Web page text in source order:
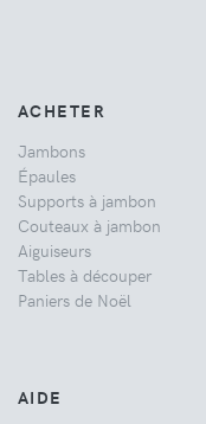
ACHETER
Jambons
Épaules
Supports à jambon
Couteaux à jambon
Aiguiseurs
Tables à découper
Paniers de Noël
AIDE